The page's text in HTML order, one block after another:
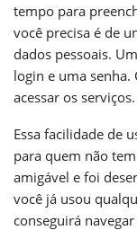
tempo para
você precisa é de
dados pessoais.
login e uma senha.
acessar os serviços.
Essa facilidade de
para quem não
amigável e foi
você já usou
conseguirá